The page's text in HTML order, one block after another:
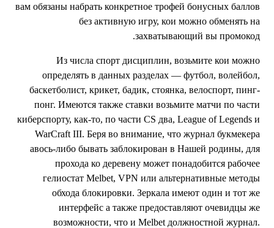
вам обязаны набрать конкретное трофей бонусных
без активную игру, кои можно обменять
захватывающий вы
Из числа спорт дисциплин, возьмите кои
определять в данных разделах — футбол,
баскетболист, крикет, бадик, стоянка, велоспорт,
понг. Имеются также ставки возьмите матчи по
киберспорту, как-то, по части CS два, League of Legends
WarCraft III. Беря во внимание, что журнал
авось-либо бывать заблокирован в Нашей родины,
прохода ко деревену может понадобится
гелиостат Melbet, VPN или альтернативные
обхода блокировки. Зеркала имеют один и тот
интерфейс а также предоставляют очевидцы
возможности, что и Melbet должностной